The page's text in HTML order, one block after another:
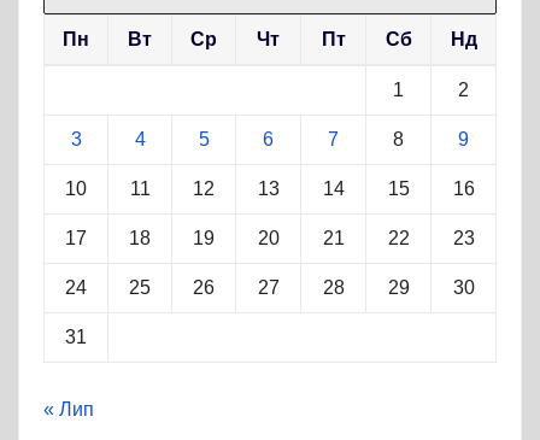
Пн Вт Ср Чт Пт Сб Нд
1 2
3 4 5 6 7 8 9
10 11 12 13 14 15 16
17 18 19 20 21 22 23
24 25 26 27 28 29 30
31
« Лип